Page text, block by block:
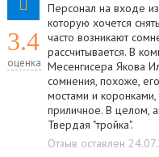
3.4
оценка
Персонал на входе
которую хочется
часто возникают
рассчитывается. В
Месенгисера Якова
сомнения, похоже,
мостами и
приличное. В целом,
Твердая "тройка".
Отзыв оставлен